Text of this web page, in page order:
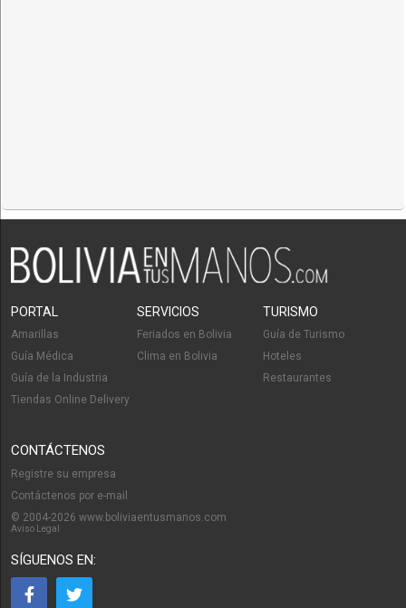
PORTAL
Amarillas
Guía Médica
Guía de la Industria
Tiendas Online Delivery
SERVICIOS
Feriados en Bolivia
Clima en Bolivia
TURISMO
Guía de Turismo
Hoteles
Restaurantes
CONTÁCTENOS
Registre su empresa
Contáctenos por e-mail
© 2004-2026 www.boliviaentusmanos.com
Aviso Legal
SÍGUENOS EN: